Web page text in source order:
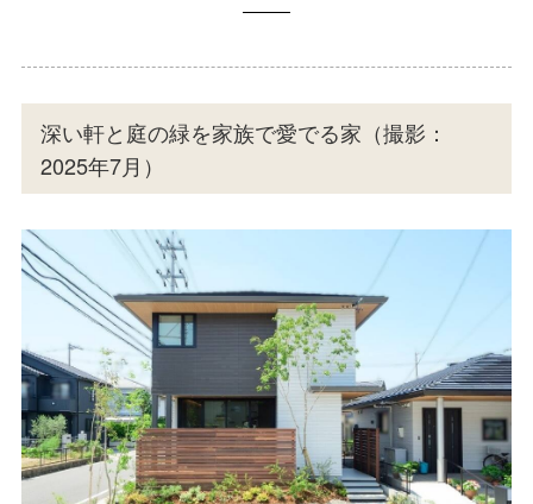
深い軒と庭の緑を家族で愛でる家（撮影：
2025年7月）